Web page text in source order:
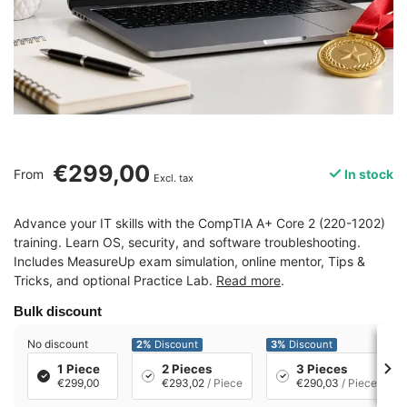
From €299,00 Excl. tax In stock
Advance your IT skills with the CompTIA A+ Core 2 (220-1202)
training. Learn OS, security, and software troubleshooting.
Includes MeasureUp exam simulation, online mentor, Tips &
Tricks, and optional Practice Lab. Read more.
Bulk discount
No discount
1 Piece
€299,00
2% Discount
2 Pieces
€293,02 / Piece
3% Discount
3 Pieces
€290,03 / Piece